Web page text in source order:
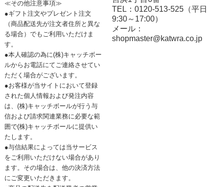
≪その他注意事項≫
●ギフト注文やプレゼント注文
（商品配送先が注文者住所と異な
る場合）でもご利用いただけま
す。
●本人確認の為に(株)キャッチボー
ルからお電話にてご連絡させてい
ただく場合がございます。
●お客様が当サイトにおいて登録
された個人情報および発注内容
は、(株)キャッチボールが行う与
信および請求関連業務に必要な範
囲で(株)キャッチボールに提供い
たします。
●与信結果によっては当サービス
をご利用いただけない場合があり
ます。その場合は、他の決済方法
にご変更いただきます。
TEL：0120-513-525（平日
9:30～17:00）
メール：
shopmaster@katwra.co.jp